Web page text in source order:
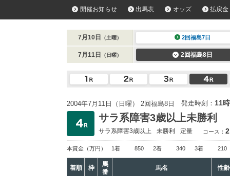
開催お知らせ 出馬表 オッズ 払戻金
7月10日 （土曜） 2回福島7日
7月11日 （日曜） 2回福島8日
2004年7月11日（日曜） 2回福島8日 発走時刻： 11
サラ系障害3歳以上未勝利
サラ系障害3歳以上 未勝利 定量 コース：
本賞金 （万円） 1着 850 2着 340 3着 210
着順 枠
馬
番
馬名 性齢